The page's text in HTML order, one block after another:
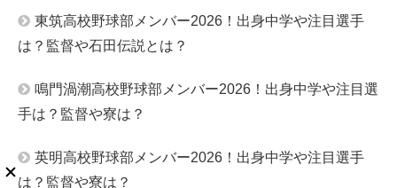
東筑高校野球部メンバー2026！出身中学や注目選手
は？監督や石田伝説とは？
鳴門渦潮高校野球部メンバー2026！出身中学や注目選
手は？監督や寮は？
英明高校野球部メンバー2026！出身中学や注目選手
は？監督や寮は？